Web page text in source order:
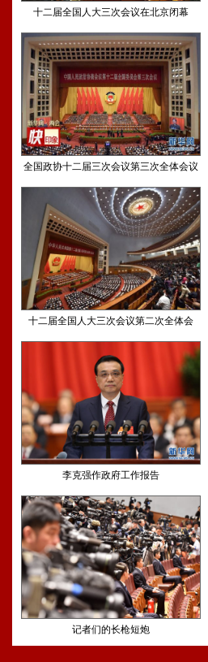
十二届全国人大三次会议在北京闭幕
全国政协十二届三次会议第三次全体会议
十二届全国人大三次会议第二次全体会
李克强作政府工作报告
记者们的长枪短炮